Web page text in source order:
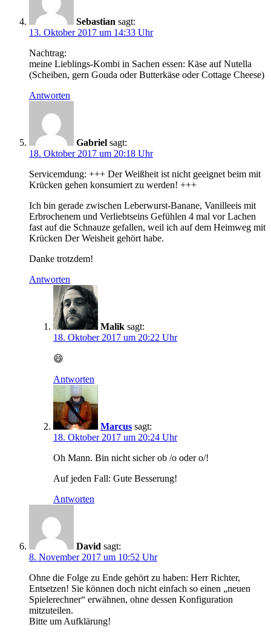
Sebastian sagt:
13. Oktober 2017 um 14:33 Uhr
Nachtrag:
meine Lieblings-Kombi in Sachen essen: Käse auf Nutella
(Scheiben, gern Gouda oder Butterkäse oder Cottage Cheese)
Antworten
Gabriel sagt:
18. Oktober 2017 um 20:18 Uhr
Servicemdung: +++ Der Weißheit ist nicht geeignet beim mit
Krücken gehen konsumiert zu werden! +++
Ich bin gerade zwischen Leberwurst-Banane, Vanilleeis mit
Erbrochenem und Verliebtseins Gefühlen 4 mal vor Lachen
fast auf die Schnauze gefallen, weil ich auf dem Heimweg mit
Krücken Der Weisheit gehört habe.
Danke trotzdem!
Antworten
Malik sagt:
18. Oktober 2017 um 20:22 Uhr
😄
Antworten
Marcus sagt:
18. Oktober 2017 um 20:24 Uhr
Oh Mann. Bin nicht sicher ob /o oder o/!
Auf jeden Fall: Gute Besserung!
Antworten
David sagt:
8. November 2017 um 10:52 Uhr
Ohne die Folge zu Ende gehört zu haben: Herr Richter,
Entsetzen! Sie können doch nicht einfach so einen „neuen
Spielerechner“ erwähnen, ohne dessen Konfiguration
mitzuteilen.
Bitte um Aufklärung!